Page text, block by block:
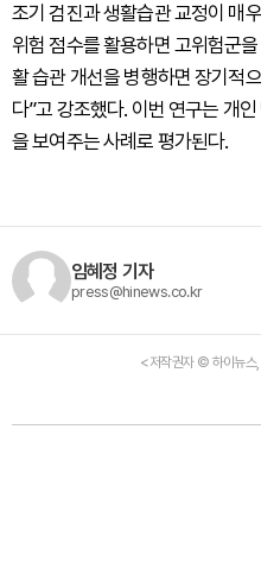
조기 검진과 생활습관 교정이 매
위험 점수를 활용하면 고위험군
활 습관 개선을 병행하면 장기적
다”고 강조했다. 이번 연구는 개
을 보여주는 사례로 평가된다.
임혜정 기자
press@hinews.co.kr
<저작권자 © 하이뉴스,